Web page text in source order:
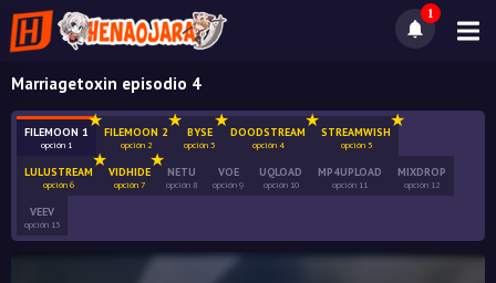
1
Marriagetoxin episodio 4
FILEMOON 1
opción 1
FILEMOON 2
opción 2
BYSE
opción 3
DOODSTREAM
opción 4
STREAMWISH
opción 5
LULUSTREAM
opción 6
VIDHIDE
opción 7
NETU
opción 8
VOE
opción 9
UQLOAD
opción 10
MP4UPLOAD
opción 11
MIXDROP
opción 12
VEEV
opción 13